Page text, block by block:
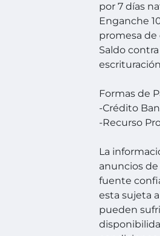
por 7 días
Enganche
promesa
Saldo
escrituración
Formas de
-Crédito
-Recurso
La
anuncios
fuente
esta sujeta
pueden